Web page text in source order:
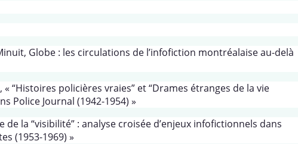
Globe : les circulations de l’infofiction montréalaise au-delà
“Histoires policières vraies” et “Drames étranges de la vie
Police Journal (1942-1954) »
la “visibilité” : analyse croisée d’enjeux infofictionnels dans
(1953-1969) »